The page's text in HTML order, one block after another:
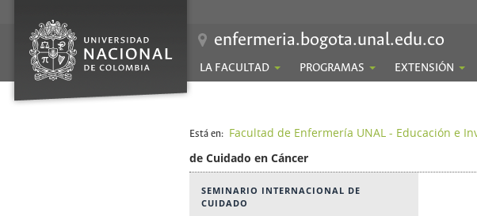
enfermeria.bogota.unal.edu.co
LA FACULTAD PROGRAMAS EXTENSIÓN
Está en: Facultad de Enfermería UNAL - Educación e
de Cuidado en Cáncer
SEMINARIO INTERNACIONAL DE
CUIDADO